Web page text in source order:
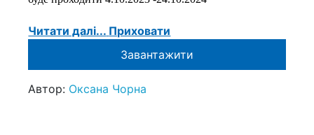
Читати далі... Приховати
Завантажити
Автор: Оксана Чорна